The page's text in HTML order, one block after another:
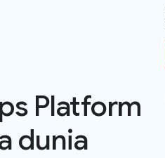
Platform
dunia